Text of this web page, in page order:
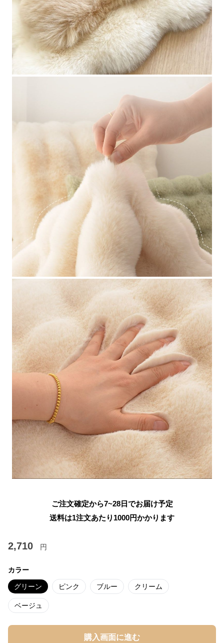
ご注文確定から7~28日でお届け予定
送料は1注文あたり 1000円かかります
2,710 円
カラー
グリーン ピンク ブルー クリーム
ベージュ
購入画面に進む